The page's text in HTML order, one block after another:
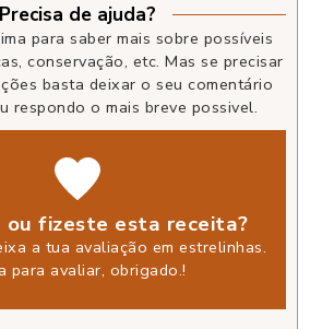
Precisa de ajuda?
conservação, etc. Mas se precisar
basta deixar o seu comentário
respondo o mais breve possivel.
ou fizeste esta receita?
a tua avaliação em estrelinhas.
para avaliar, obrigado.!